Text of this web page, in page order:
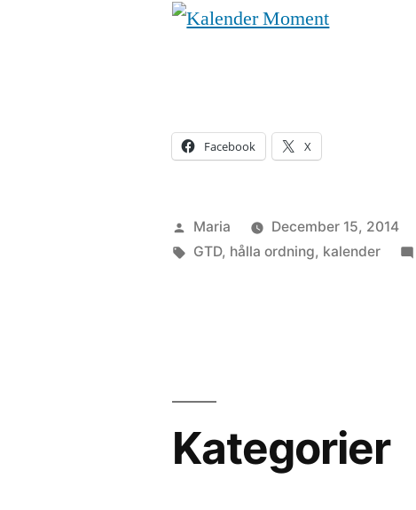
Facebook X
Posted
by
Maria December 15, 2014
Tags:
GTD, hålla ordning, kalender
Kategorier